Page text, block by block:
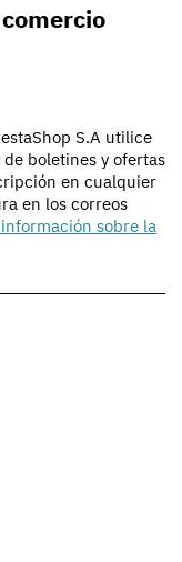
S.A utilice
boletines y ofertas
en cualquier
en los correos
sobre la